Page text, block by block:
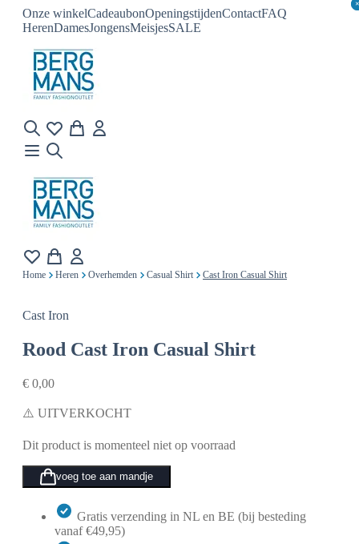
Onze winkelCadeaubonOpeningstijdenContactFAQ
HerenDamesJongensMeisjesSALE
×
×
Home Heren Overhemden Casual Shirt Cast Iron Casual Shirt
Cast Iron
Rood Cast Iron Casual Shirt
€ 0,00
⚠️ UITVERKOCHT
Dit product is momenteel niet op voorraad
voeg toe aan mandje
Gratis verzending in NL en BE (bij besteding
vanaf €49,95)